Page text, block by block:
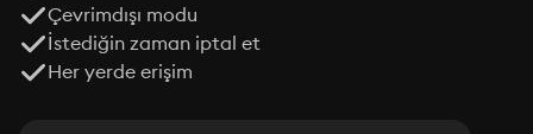
Çevrimdışı modu
İstediğin zaman iptal et
Her yerde erişim